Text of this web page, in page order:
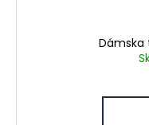
Dámska